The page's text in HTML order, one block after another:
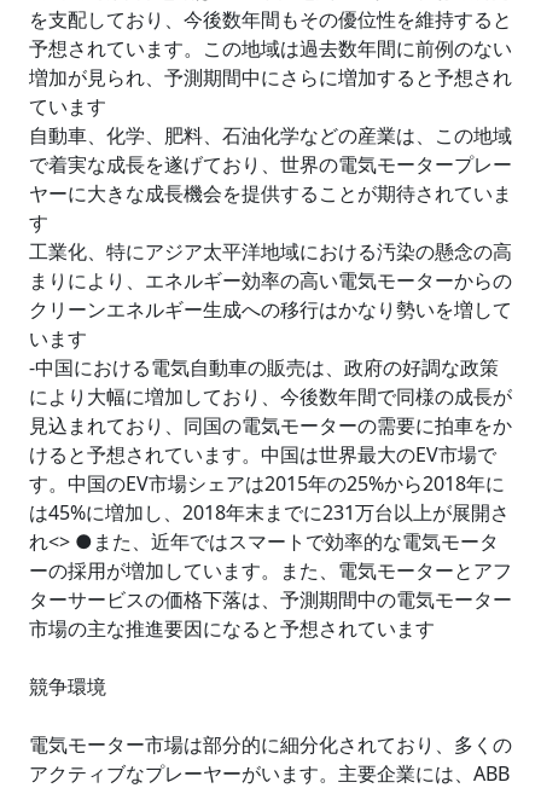
を支配しており、今後数年間もその優位性を維持すると
予想されています。この地域は過去数年間に前例のない
増加が見られ、予測期間中にさらに増加すると予想され
ています
自動車、化学、肥料、石油化学などの産業は、この地域
で着実な成長を遂げており、世界の電気モータープレー
ヤーに大きな成長機会を提供することが期待されていま
す
工業化、特にアジア太平洋地域における汚染の懸念の高
まりにより、エネルギー効率の高い電気モーターからの
クリーンエネルギー生成への移行はかなり勢いを増して
います
-中国における電気自動車の販売は、政府の好調な政策
により大幅に増加しており、今後数年間で同様の成長が
見込まれており、同国の電気モーターの需要に拍車をか
けると予想されています。中国は世界最大のEV市場で
す。中国のEV市場シェアは2015年の25%から2018年に
は45%に増加し、2018年末までに231万台以上が展開さ
れ<> ●また、近年ではスマートで効率的な電気モータ
ーの採用が増加しています。また、電気モーターとアフ
ターサービスの価格下落は、予測期間中の電気モーター
市場の主な推進要因になると予想されています
競争環境
電気モーター市場は部分的に細分化されており、多くの
アクティブなプレーヤーがいます。主要企業には、ABB